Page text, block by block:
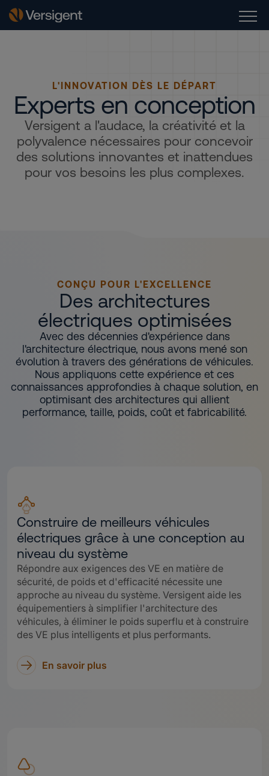
L'INNOVATION DÈS LE DÉPART
Experts en conception
Versigent a l'audace, la créativité et la
polyvalence nécessaires pour concevoir
des solutions innovantes et inattendues
pour vos besoins les plus complexes.
CONÇU POUR L'EXCELLENCE
Des architectures
électriques optimisées
Avec des décennies d'expérience dans
l'architecture électrique, nous avons mené son
évolution à travers des générations de véhicules.
Nous appliquons cette expérience et ces
connaissances approfondies à chaque solution, en
optimisant des architectures qui allient
performance, taille, poids, coût et fabricabilité.
Construire de meilleurs véhicules
électriques grâce à une conception au
niveau du système
Répondre aux exigences des VE en matière de
sécurité, de poids et d'efficacité nécessite une
approche au niveau du système. Versigent aide les
équipementiers à simplifier l'architecture des
véhicules, à éliminer le poids superflu et à construire
des VE plus intelligents et plus performants.
En savoir plus